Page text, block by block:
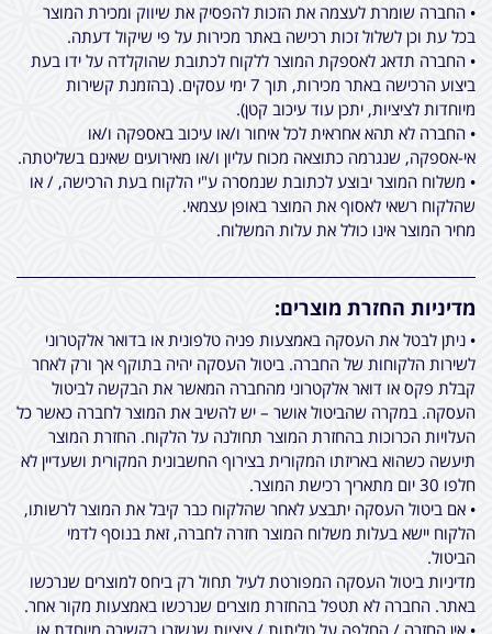
• החברה שומרת לעצמה את הזכות להפסיק את שיווק ומכירת המוצר
בכל עת וכן לשלול זכות רכישה באתר מכירות על פי שיקול דעתה.
• החברה תדאג לאספקת המוצר ללקוח לכתובת שהוקלדה על ידו בעת
ביצוע הרכישה באתר מכירות, תוך 7 ימי עסקים. (בהזמנת קשירות
מיוחדות לציציות, יתכן עוד עיכוב קטן).
• החברה לא תהא אחראית לכל איחור ו/או עיכוב באספקה ו/או
אי-אספקה, שנגרמה כתוצאה מכוח עליון ו/או מאירועים שאינם בשליטתה.
• משלוח המוצר יבוצע לכתובת שנמסרה ע"י הלקוח בעת הרכישה, / או
שהלקוח רשאי לאסוף את המוצר באופן עצמאי.
מחיר המוצר אינו כולל את עלות המשלוח.
מדיניות החזרת מוצרים:
• ניתן לבטל את העסקה באמצעות פניה טלפונית או בדואר אלקטרוני
לשירות הלקוחות של החברה. ביטול העסקה יהיה בתוקף אך ורק לאחר
קבלת פקס או דואר אלקטרוני מהחברה המאשר את הבקשה לביטול
העסקה. במקרה שהביטול אושר – יש להשיב את המוצר לחברה כאשר כל
העלויות הכרוכות בהחזרת המוצר תחולנה על הלקוח. החזרת המוצר
תיעשה כשהוא באריזתו המקורית בצירוף החשבונית המקורית ושעדיין לא
חלפו 30 יום מתאריך רכישת המוצר.
• אם ביטול העסקה יתבצע לאחר שהלקוח כבר קיבל את המוצר לרשותו,
הלקוח יישא בעלות משלוח המוצר חזרה לחברה, זאת בנוסף לדמי
הביטול.
מדיניות ביטול העסקה המפורטת לעיל תחול רק ביחס למוצרים שנרכשו
באתר. החברה לא תטפל בהחזרת מוצרים שנרכשו באמצעות מקור אחר.
• אין החזרה / החלפה על טליתות / ציציות שנשזרו בקשירה מיוחדת או